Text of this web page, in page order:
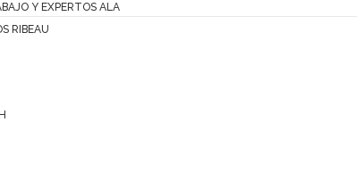
Y EXPERTOS ALA
RIBEAU